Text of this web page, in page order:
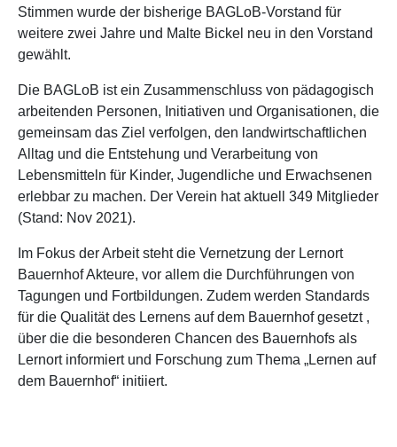
Stimmen wurde der bisherige BAGLoB-Vorstand für
weitere zwei Jahre und Malte Bickel neu in den Vorstand
gewählt.
Die BAGLoB ist ein Zusammenschluss von pädagogisch
arbeitenden Personen, Initiativen und Organisationen, die
gemeinsam das Ziel verfolgen, den landwirtschaftlichen
Alltag und die Entstehung und Verarbeitung von
Lebensmitteln für Kinder, Jugendliche und Erwachsenen
erlebbar zu machen. Der Verein hat aktuell 349 Mitglieder
(Stand: Nov 2021).
Im Fokus der Arbeit steht die Vernetzung der Lernort
Bauernhof Akteure, vor allem die Durchführungen von
Tagungen und Fortbildungen. Zudem werden Standards
für die Qualität des Lernens auf dem Bauernhof gesetzt ,
über die die besonderen Chancen des Bauernhofs als
Lernort informiert und Forschung zum Thema „Lernen auf
dem Bauernhof“ initiiert.